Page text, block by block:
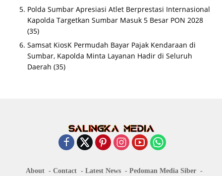
Polda Sumbar Apresiasi Atlet Berprestasi Internasional
Kapolda Targetkan Sumbar Masuk 5 Besar PON 2028
(35)
Samsat KiosK Permudah Bayar Pajak Kendaraan di
Sumbar, Kapolda Minta Layanan Hadir di Seluruh
Daerah (35)
About Contact Latest News Pedoman Media Siber